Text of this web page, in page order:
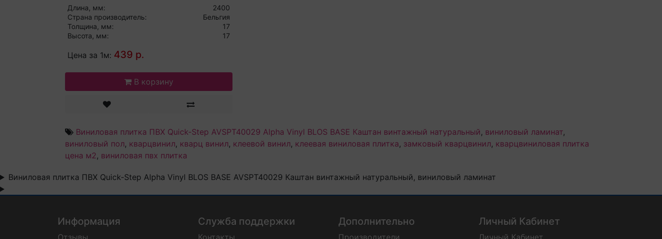
Длина, мм:
2400
Страна производитель:
Бельгия
Толщина, мм:
17
Высота, мм:
17
Цена за 1м: 439 р.
В корзину
Виниловая плитка ПВХ Quick-Step AVSPT40029 Alpha Vinyl BLOS BASE Каштан винтажный натуральный, виниловый ламинат,
виниловый пол, кварцвинил, кварц винил, клеевой винил, клеевая виниловая плитка, замковый кварцвинил, кварцвиниловая плитка
цена м2, виниловая пвх плитка
Виниловая плитка ПВХ Quick-Step Alpha Vinyl BLOS BASE AVSPT40029 Каштан винтажный натуральный, виниловый ламинат
Информация
Отзывы
Служба поддержки
Контакты
Дополнительно
Производители
Личный Кабинет
Личный Кабинет